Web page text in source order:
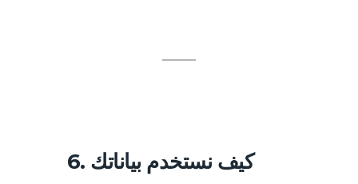
6. كيف نستخدم بياناتك